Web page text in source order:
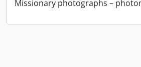
Missionary photographs –